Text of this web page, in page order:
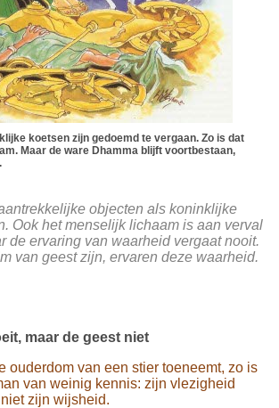
koetsen zijn gedoemd te vergaan. Zo is dat
Maar de ware Dhamma blijft voortbestaan,
objecten als koninklijke
Ook het menselijk lichaam is aan verval
de ervaring van waarheid vergaat nooit.
van geest zijn, ervaren deze waarheid.
maar de geest niet
ouderdom van een stier toeneemt, zo is
van weinig kennis: zijn vlezigheid
zijn wijsheid.